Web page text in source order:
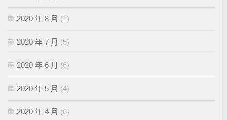
2020 年 8 月 (1)
2020 年 7 月 (5)
2020 年 6 月 (6)
2020 年 5 月 (4)
2020 年 4 月 (6)